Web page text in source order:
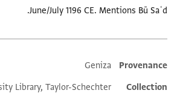
June/July 1196 CE. Mentions Bū Saʿd.
Additional metadata
Provenance
Geniza
Collection
Library, Taylor-Schechter